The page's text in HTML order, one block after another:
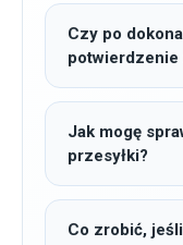
Czy po
potwierdzenie
Jak mogę
przesyłki?
Co zrobić,